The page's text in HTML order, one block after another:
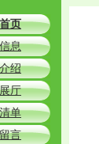
页
息
绍
厅
单
言